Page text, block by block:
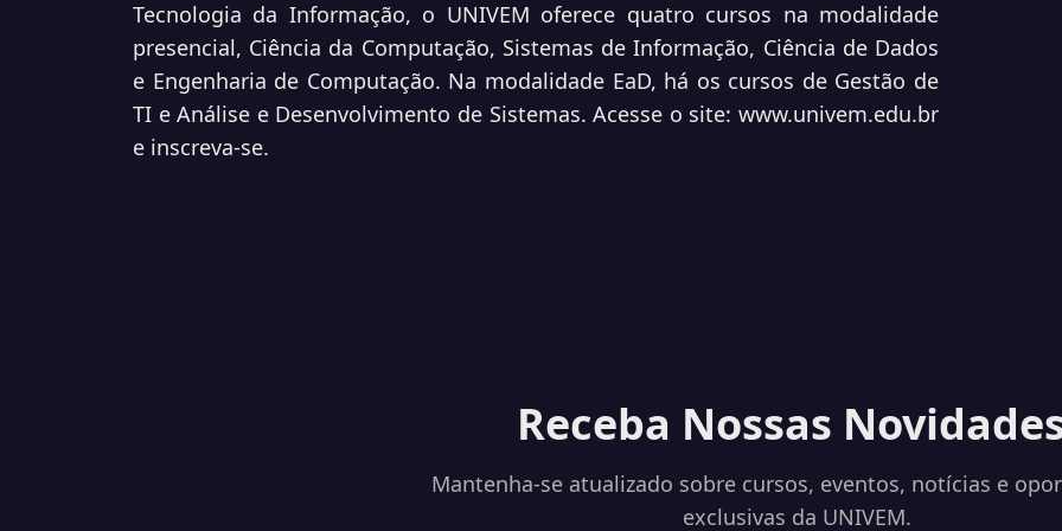
Tecnologia da Informação, o UNIVEM oferece quatro cursos na modalidade
presencial, Ciência da Computação, Sistemas de Informação, Ciência de Dados
e Engenharia de Computação. Na modalidade EaD, há os cursos de Gestão de
TI e Análise e Desenvolvimento de Sistemas. Acesse o site: www.univem.edu.br
e inscreva-se.
Receba Nossas
Mantenha-se atualizado sobre cursos, eventos, notícias e
exclusivas da UNIVEM.